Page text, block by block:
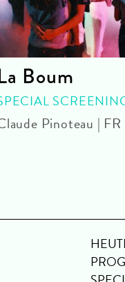
Boum
Pinoteau |